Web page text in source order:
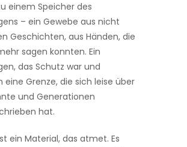
einem Speicher des
– ein Gewebe aus nicht
Geschichten, aus Händen, die
sagen konnten. Ein
das Schutz war und
eine Grenze, die sich leise über
und Generationen
hat.
ein Material, das atmet. Es